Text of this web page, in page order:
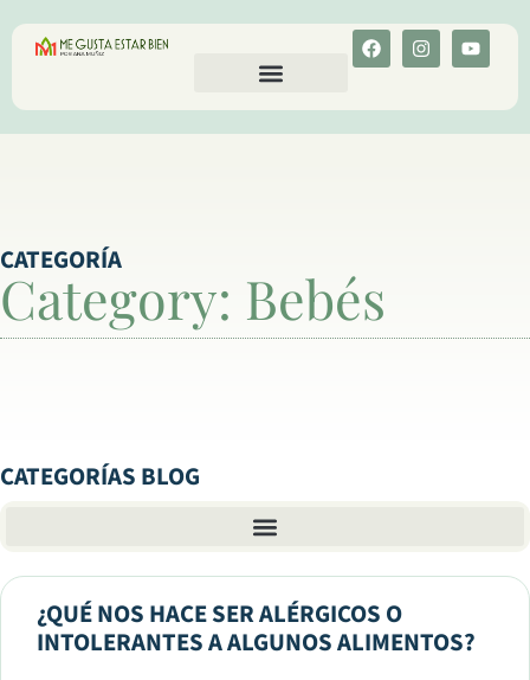
CATEGORÍA
Category: Bebés
CATEGORÍAS BLOG
¿QUÉ NOS HACE SER ALÉRGICOS O
INTOLERANTES A ALGUNOS ALIMENTOS?